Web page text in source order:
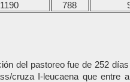
1190 788
del pastoreo fue de 252
I-leucaena que entre